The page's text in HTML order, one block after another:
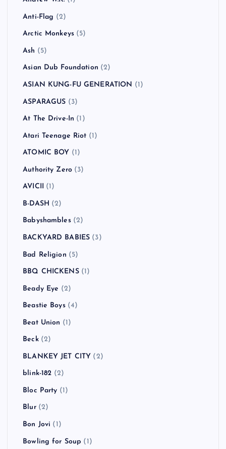
Anti-Flag (2)
Arctic Monkeys (5)
Ash (5)
Asian Dub Foundation (2)
ASIAN KUNG-FU GENERATION (1)
ASPARAGUS (3)
At The Drive-In (1)
Atari Teenage Riot (1)
ATOMIC BOY (1)
Authority Zero (3)
AVICII (1)
B-DASH (2)
Babyshambles(2)
BACKYARD BABIES (3)
Bad Religion (5)
BBQ CHICKENS(1)
Beady Eye (2)
Beastie Boys(4)
Beat Union (1)
Beck(2)
BLANKEY JET CITY (2)
blink-182 (2)
Bloc Party (1)
Blur(2)
Bon Jovi (1)
Bowling for Soup (1)